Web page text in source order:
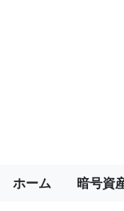
ホーム 暗号資